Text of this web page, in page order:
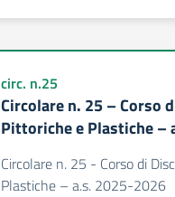
circ. n.25
Circolare n. 25 – Corso
Pittoriche e Plastiche –
Circolare n. 25 - Corso di
Plastiche – a.s. 2025-2026